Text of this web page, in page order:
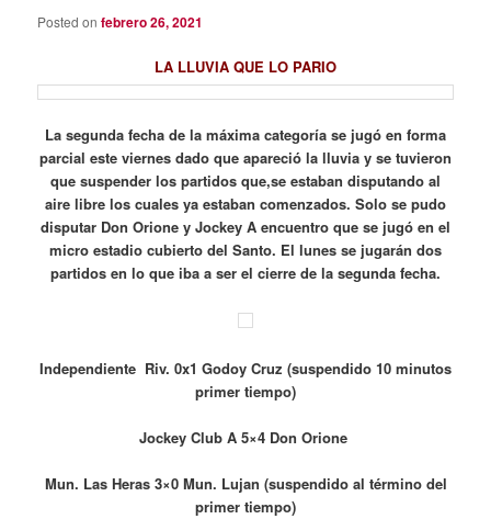
Posted onfebrero 26, 2021
LA LLUVIA QUE LO PARIO
La segunda fecha de la máxima categoría se jugó en forma
parcial este viernes dado que apareció la lluvia y se tuvieron
que suspender los partidos que,se estaban disputando al
aire libre los cuales ya estaban comenzados. Solo se pudo
disputar Don Orione y Jockey A encuentro que se jugó en el
micro estadio cubierto del Santo. El lunes se jugarán dos
partidos en lo que iba a ser el cierre de la segunda fecha.
Independiente Riv. 0x1 Godoy Cruz (suspendido 10 minutos
primer tiempo)
Jockey Club A 5×4 Don Orione
Mun. Las Heras 3×0 Mun. Lujan (suspendido al término del
primer tiempo)